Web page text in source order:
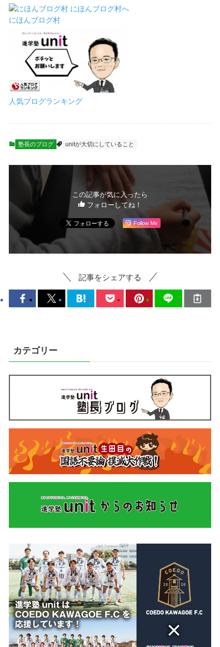
にほんブログ村
人気ブログランキング
塾長のブログ unitが大切にしていること
この記事が気に入ったら
フォローしてね！
Follow Me
記事をシェアする
カテゴリー